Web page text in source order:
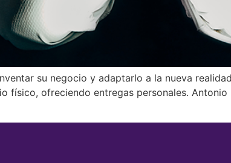
su negocio y adaptarlo a la nueva
físico, ofreciendo entregas personales.